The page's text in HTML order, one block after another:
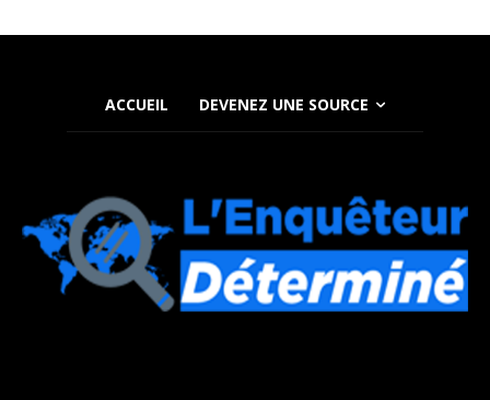
ACCUEIL DEVENEZ UNE SOURCE